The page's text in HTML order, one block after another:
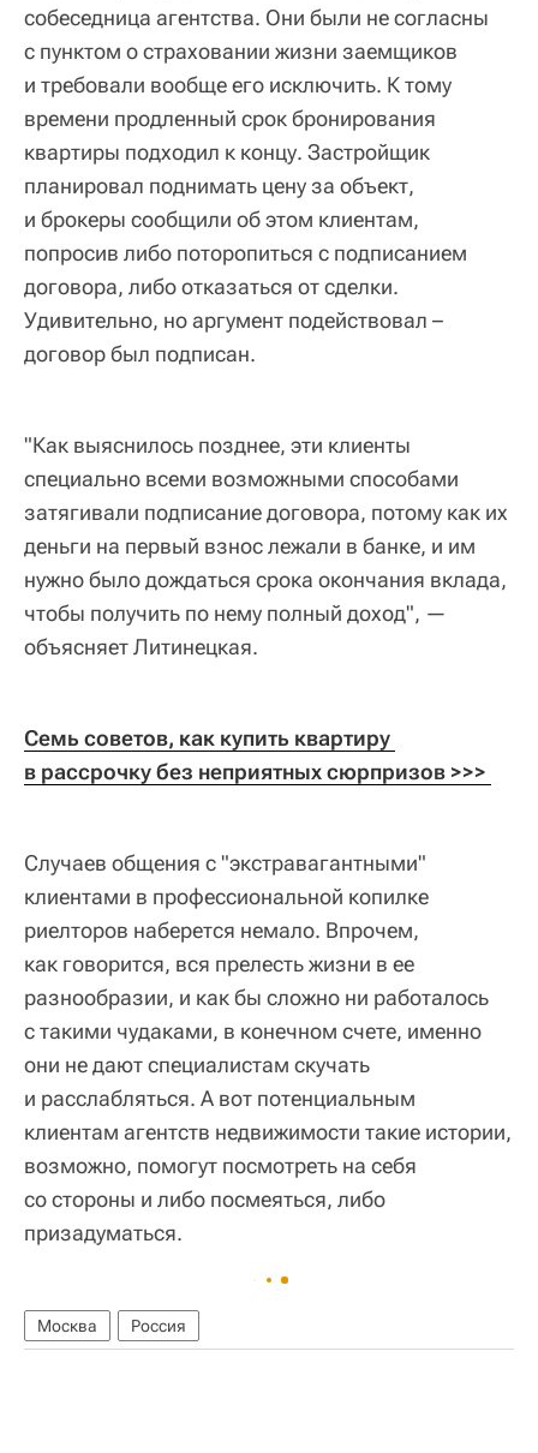
собеседница агентства. Они были не согласны
с пунктом о страховании жизни заемщиков
и требовали вообще его исключить. К тому
времени продленный срок бронирования
квартиры подходил к концу. Застройщик
планировал поднимать цену за объект,
и брокеры сообщили об этом клиентам,
попросив либо поторопиться с подписанием
договора, либо отказаться от сделки.
Удивительно, но аргумент подействовал –
договор был подписан.
"Как выяснилось позднее, эти клиенты
специально всеми возможными способами
затягивали подписание договора, потому как их
деньги на первый взнос лежали в банке, и им
нужно было дождаться срока окончания вклада,
чтобы получить по нему полный доход", —
объясняет Литинецкая.
Семь советов, как купить квартиру
в рассрочку без неприятных сюрпризов >>>
Случаев общения с "экстравагантными"
клиентами в профессиональной копилке
риелторов наберется немало. Впрочем,
как говорится, вся прелесть жизни в ее
разнообразии, и как бы сложно ни работалось
с такими чудаками, в конечном счете, именно
они не дают специалистам скучать
и расслабляться. А вот потенциальным
клиентам агентств недвижимости такие истории,
возможно, помогут посмотреть на себя
со стороны и либо посмеяться, либо
призадуматься.
Москва Россия